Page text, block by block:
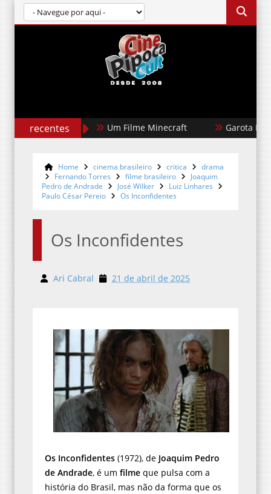
recentes Um Filme Minecraft Garota Dourada
Home cinema brasileiro critica
drama
Fernando Torres
filme brasileiro
Joaquim
Pedro de Andrade
José Wilker
Luiz Linhares
Paulo César Pereio
Os Inconfidentes
Os Inconfidentes
Ari Cabral 21 de abril de 2025
Os Inconfidentes (1972), de Joaquim Pedro
de Andrade, é um filme que pulsa com a
história do Brasil, mas não da forma que os